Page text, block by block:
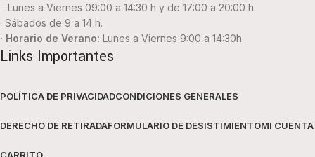
· Lunes a Viernes 09:00 a 14:30 h y de 17:00 a 20:00 h.
· Sábados de 9 a 14 h.
· Horario de Verano: Lunes a Viernes 9:00 a 14:30h
Links Importantes
POLÍTICA DE PRIVACIDADCONDICIONES GENERALES
DERECHO DE RETIRADAFORMULARIO DE DESISTIMIENTOMI CUENTA